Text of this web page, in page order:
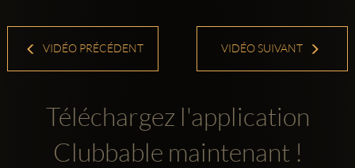
VIDÉO PRÉCÉDENT VIDÉO SUIVANT
Téléchargez l'application
Clubbable maintenant !